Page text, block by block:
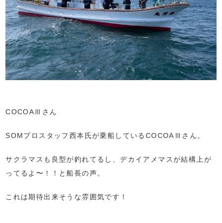
COCOAⅢさん
SOMプロスタッフ西本氏が乗船しているCOCOAⅢさん。
サクラマスも良型が釣れてるし、デカイアメマスが結構上が
ってるよ〜！！と船長の声。
これは期待出来そうな雰囲気です！